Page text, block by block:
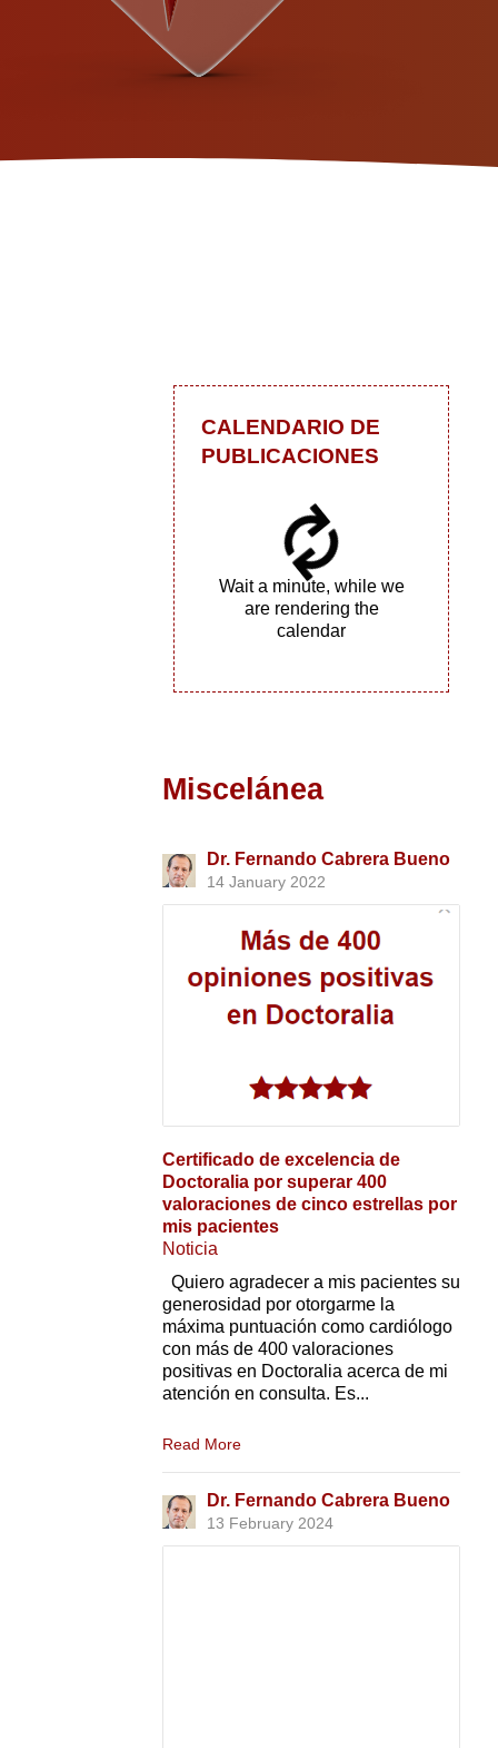
CALENDARIO DE
PUBLICACIONES
Wait a minute, while we
are rendering the
calendar
Miscelánea
Dr. Fernando Cabrera Bueno
14 January 2022
Certificado de excelencia de
Doctoralia por superar 400
valoraciones de cinco estrellas por
mis pacientes
Noticia
Quiero agradecer a mis pacientes su
generosidad por otorgarme la
máxima puntuación como cardiólogo
con más de 400 valoraciones
positivas en Doctoralia acerca de mi
atención en consulta. Es...
Read More
Dr. Fernando Cabrera Bueno
13 February 2024